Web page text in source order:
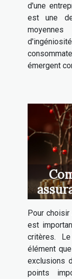
d'une
est une
émergent
Pour choisir
est
critères.
élément
exclusions
points